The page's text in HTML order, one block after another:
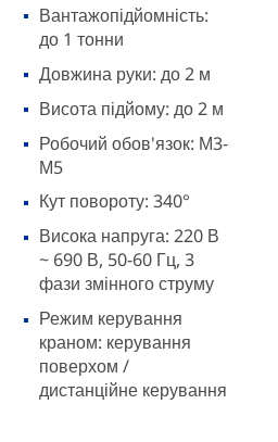
Вантажопідйомність:
до 1 тонни
Довжина руки: до 2 м
Висота підйому: до 2 м
Робочий обов'язок: М3-
М5
Кут повороту: 340°
Висока напруга: 220 В
~ 690 В, 50-60 Гц, 3
фази змінного струму
Режим керування
краном: керування
поверхом /
дистанційне керування